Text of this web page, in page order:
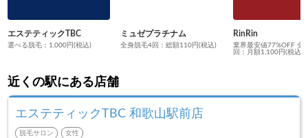
エステティックTBC
選べる脱毛：1,000円(税込)
ミュゼプラチナム
全身脱毛4回：総額110円(税込)
RinRin
業界最安値77%OFF 全
回：月額1,100円(税込)
近くの駅にある店舗
エステティックTBC 和歌山駅前店
脱毛サロン 女性